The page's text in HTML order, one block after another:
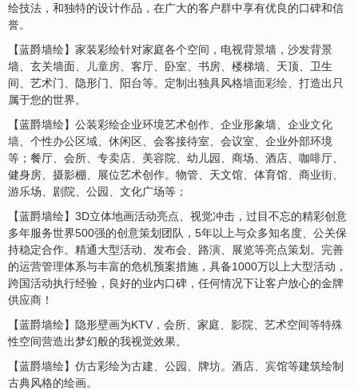
绘技法，和独特的设计作品，在广大的客户群中享有优良的口碑和信
誉。
【蓝爵墙绘】家装彩绘针对家庭各个空间，电视背景墙，沙发背景
墙、玄关墙面、
儿童房 、客厅、卧室、书房、楼梯墙、天顶、卫生
间、艺术门、隐形门、阳台等。定制出独具风格墙面彩绘 、打造出只
属于您的世界。
【蓝爵墙绘】公装彩绘企业环境艺术创作、企业形象墙、企业文化
墙 、个性办公区域、休闲区、会客接待室、会议室、企业外部环境
等；餐厅、会所、专卖店、美容院、幼儿园、商场、酒店、咖啡厅、
健身房、摄影棚、展位艺术创作。物管、天文馆、体育馆、商业街、
游乐场、剧院、公园、文化广场等；
【蓝爵墙绘】3D立体地画活动亮点、视觉冲击，过目不忘的精彩创意
多年服务世界500强的创意策划团队，5年以上与众多知名度、公关保
持稳定合作。精通大型活动、发布会、路演、展览等亮点策划。完善
的运营管理体系与丰富的危机预案措施，具备1000万以上大型活动，
跨国活动执行经验，良好的业内口碑，任何情况下让客户放心的金牌
供应商！
【蓝爵墙绘】隐形壁画为KTV，会所、家庭、影院、艺术空间等特殊
性空间营造出梦幻般的我视觉效果。
【蓝爵墙绘】仿古彩绘为古建、公园、牌坊。酒店、宾馆等建筑绘制
古典风格的绘画。